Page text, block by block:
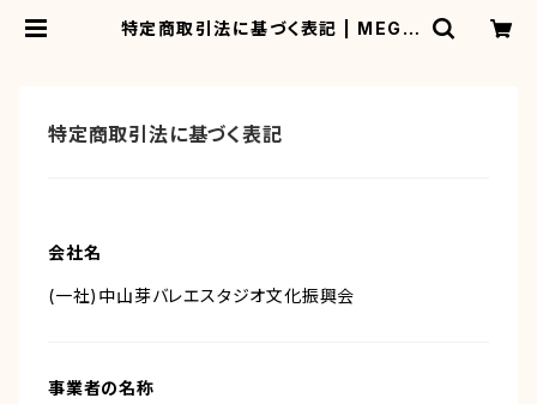
特定商取引法に基づく表記 | MEGU
特定商取引法に基づく表記
会社名
(一社)中山芽バレエスタジオ文化振興会
事業者の名称